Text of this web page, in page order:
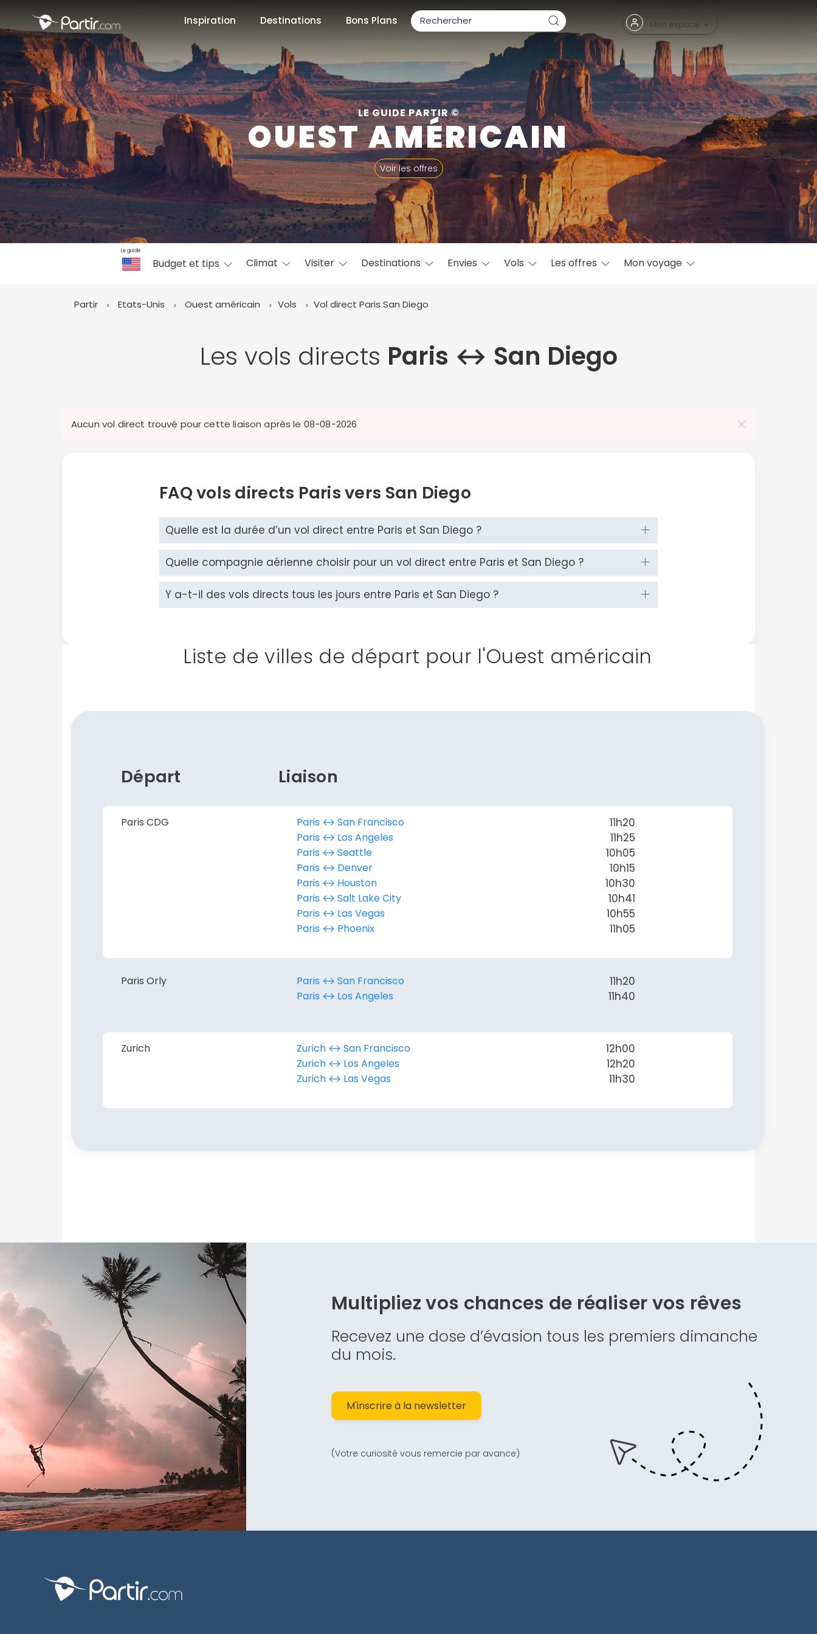
Inspiration Destinations Bons Plans Mon espace
LE GUIDE PARTIR ©
OUEST AMÉRICAIN
Voir les offres
Le guide
Budget et tips Climat Visiter Destinations Envies Vols Les offres Mon voyage
Partir Etats-Unis Ouest américain Vols Vol direct Paris San Diego
Les vols directs Paris ↔︎ San Diego
Aucun vol direct trouvé pour cette liaison après le 08-08-2026
FAQ vols directs Paris vers San Diego
Quelle est la durée d’un vol direct entre Paris et San Diego ?
Quelle compagnie aérienne choisir pour un vol direct entre Paris et San Diego ?
Y a-t-il des vols directs tous les jours entre Paris et San Diego ?
Liste de villes de départ pour l'Ouest américain
Départ Liaison
Paris CDG Paris ↔︎ San Francisco 11h20
Paris ↔︎ Los Angeles 11h25
Paris ↔︎ Seattle 10h05
Paris ↔︎ Denver 10h15
Paris ↔︎ Houston 10h30
Paris ↔︎ Salt Lake City 10h41
Paris ↔︎ Las Vegas 10h55
Paris ↔︎ Phoenix 11h05
Paris Orly Paris ↔︎ San Francisco 11h20
Paris ↔︎ Los Angeles 11h40
Zurich Zurich ↔︎ San Francisco 12h00
Zurich ↔︎ Los Angeles 12h20
Zurich ↔︎ Las Vegas 11h30
Continuer avec Apple
ou connectez-vous par mail
📍 Destinations populaires
☀️ Où partir par mois
Janvier
Février Mars Avril Mai Juin Juillet
Septembre
Octobre
Novembre Décembre
✨ Envies populaires
Multipliez vos chances de réaliser vos rêves
Recevez une dose d’évasion tous les premiers dimanche
du mois.
M'inscrire à la newsletter
(Votre curiosité vous remercie par avance)